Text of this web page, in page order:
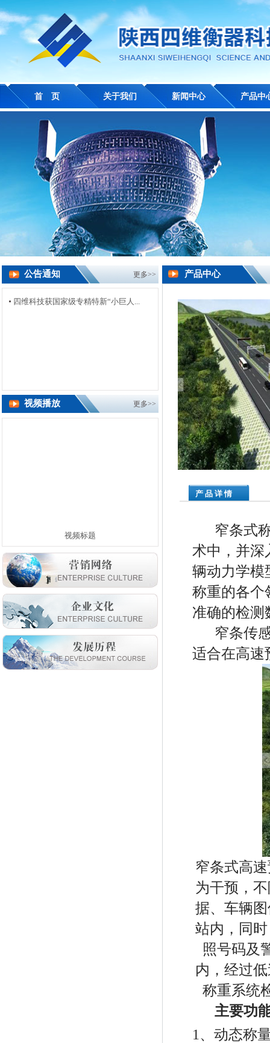
首 页 关于我们 新闻中心 产品中
公告通知 更多>>
四维科技获国家级专精特新“小巨人...
视频播放 更多>>
视频标题
产品中心
产 品 详 情
窄条式
术中，并深
辆动力学模
称重的各个
准确的检测
窄条传
适合在高速
窄条式高
为干预，
据、车辆
站内，同
照号码及
内，经过
称重系统
主要功
1、 动态称